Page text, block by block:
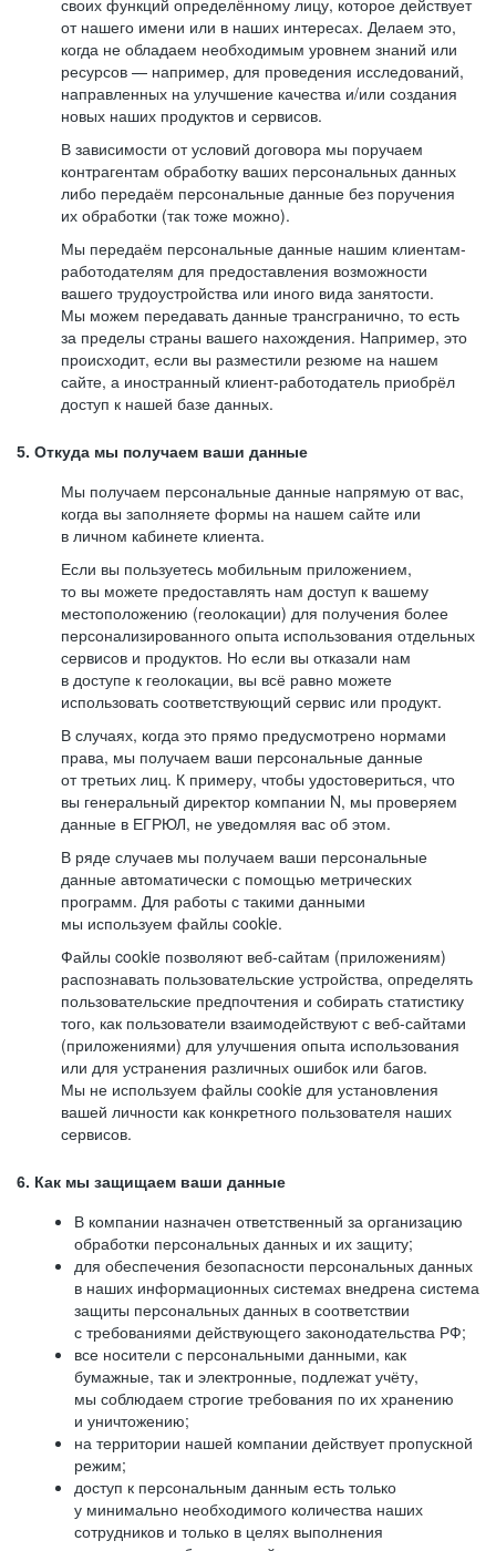
своих функций определённому лицу, которое действует
от нашего имени или в наших интересах. Делаем это,
когда не обладаем необходимым уровнем знаний или
ресурсов — например, для проведения исследований,
направленных на улучшение качества и/или создания
новых наших продуктов и сервисов.
В зависимости от условий договора мы поручаем
контрагентам обработку ваших персональных данных
либо передаём персональные данные без поручения
их обработки (так тоже можно).
Мы передаём персональные данные нашим клиентам-
работодателям для предоставления возможности
вашего трудоустройства или иного вида занятости.
Мы можем передавать данные трансгранично, то есть
за пределы страны вашего нахождения. Например, это
происходит, если вы разместили резюме на нашем
сайте, а иностранный клиент-работодатель приобрёл
доступ к нашей базе данных.
5. Откуда мы получаем ваши данные
Мы получаем персональные данные напрямую от вас,
когда вы заполняете формы на нашем сайте или
в личном кабинете клиента.
Если вы пользуетесь мобильным приложением,
то вы можете предоставлять нам доступ к вашему
местоположению (геолокации) для получения более
персонализированного опыта использования отдельных
сервисов и продуктов. Но если вы отказали нам
в доступе к геолокации, вы всё равно можете
использовать соответствующий сервис или продукт.
В случаях, когда это прямо предусмотрено нормами
права, мы получаем ваши персональные данные
от третьих лиц. К примеру, чтобы удостовериться, что
вы генеральный директор компании N, мы проверяем
данные в ЕГРЮЛ, не уведомляя вас об этом.
В ряде случаев мы получаем ваши персональные
данные автоматически с помощью метрических
программ. Для работы с такими данными
мы используем файлы cookie.
Файлы cookie позволяют веб-сайтам (приложениям)
распознавать пользовательские устройства, определять
пользовательские предпочтения и собирать статистику
того, как пользователи взаимодействуют с веб-сайтами
(приложениями) для улучшения опыта использования
или для устранения различных ошибок или багов.
Мы не используем файлы cookie для установления
вашей личности как конкретного пользователя наших
сервисов.
6. Как мы защищаем ваши данные
В компании назначен ответственный за организацию
обработки персональных данных и их защиту;
для обеспечения безопасности персональных данных
в наших информационных системах внедрена система
защиты персональных данных в соответствии
с требованиями действующего законодательства РФ;
все носители с персональными данными, как
бумажные, так и электронные, подлежат учёту,
мы соблюдаем строгие требования по их хранению
и уничтожению;
на территории нашей компании действует пропускной
режим;
доступ к персональным данным есть только
у минимально необходимого количества наших
сотрудников и только в целях выполнения